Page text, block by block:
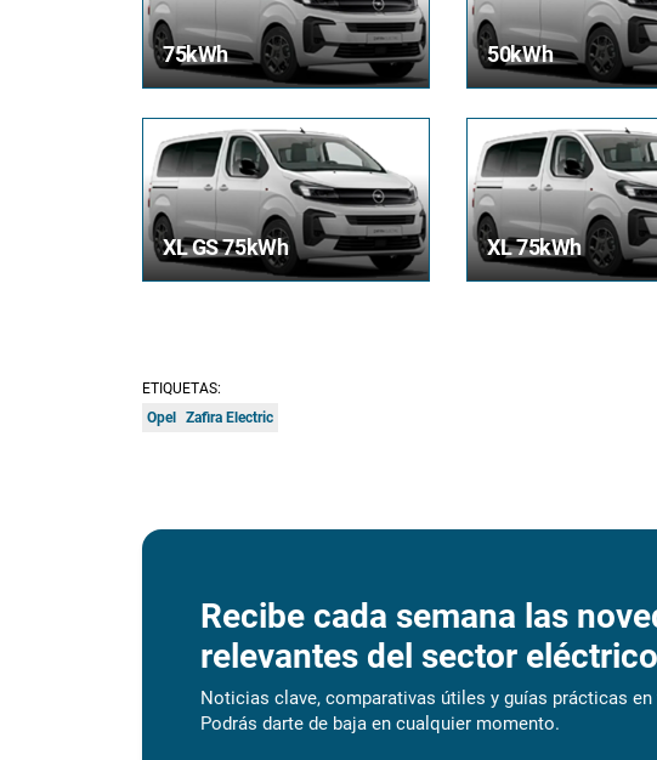
75kWh 50kWh
XL GS 75kWh XL 75kWh
ETIQUETAS:
Opel Zafira Electric
Recibe cada semana las
relevantes del sector eléctrico
Noticias clave, comparativas útiles y guías prácticas
Podrás darte de baja en cualquier momento.